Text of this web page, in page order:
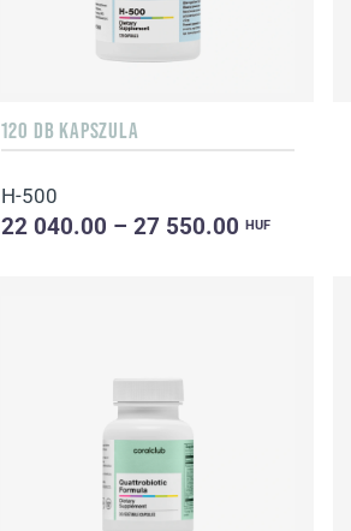
120 DB KAPSZULA
H-500
22 040.00 – 27 550.00 HUF